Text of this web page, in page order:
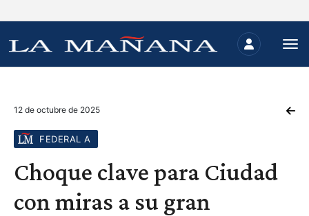
12 de octubre de 2025
FEDERAL A
Choque clave para Ciudad
con miras a su gran